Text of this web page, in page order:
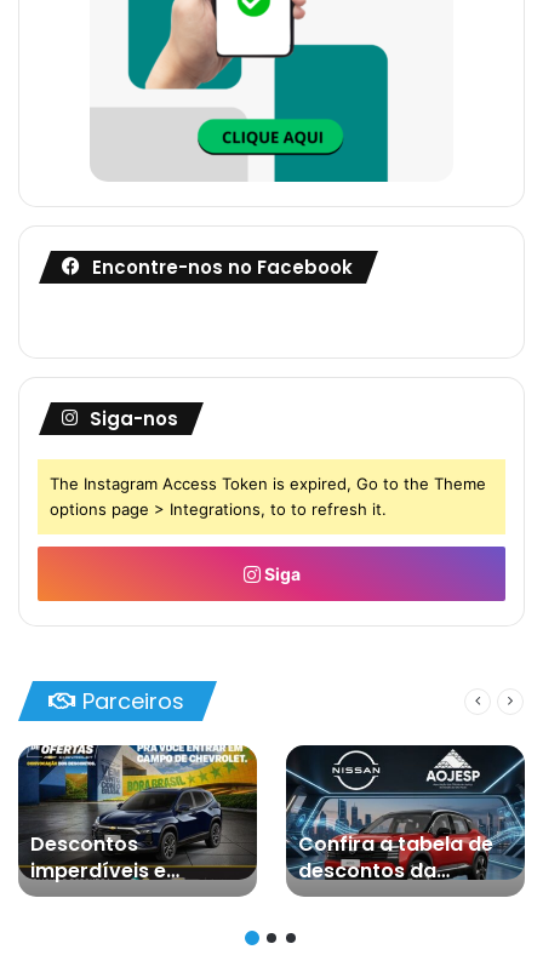
00:3322 de setembro de 2021
Deputado Ricardo Silva pede apoio aos
deputados da Câmara Federal contra o
PL 1339/2019.
02:5118 de agosto de 2020
Encontre-nos no Facebook
Siga-nos
The Instagram Access Token is expired, Go to the Theme
options page > Integrations, to to refresh it.
Siga
Parceiros
Descontos
imperdíveis e
condições
Confira a tabela de
descontos da
parceria entre a